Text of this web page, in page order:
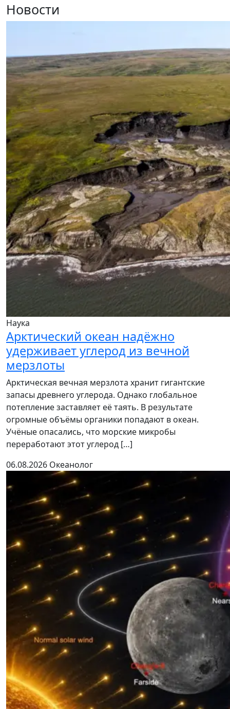
Новости
Наука
Арктический океан надёжно
удерживает углерод из вечной
мерзлоты
Арктическая вечная мерзлота хранит гигантские
запасы древнего углерода. Однако глобальное
потепление заставляет её таять. В результате
огромные объёмы органики попадают в океан.
Учёные опасались, что морские микробы
переработают этот углерод […]
06.08.2026 Океанолог